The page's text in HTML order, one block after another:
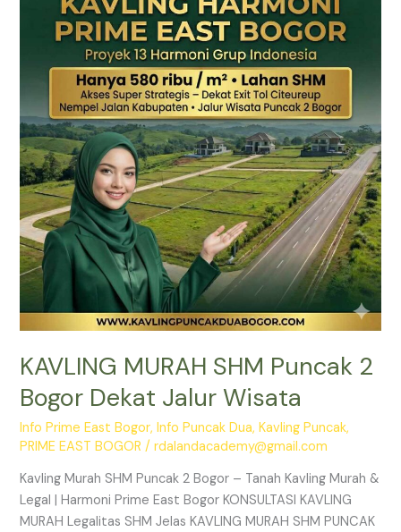
KAVLING MURAH SHM Puncak 2
Bogor Dekat Jalur Wisata
Info Prime East Bogor,Info Puncak Dua,Kavling Puncak,
PRIME EAST BOGOR /rdalandacademy@gmail.com
Kavling Murah SHM Puncak 2 Bogor – Tanah Kavling Murah &
Legal | Harmoni Prime East Bogor KONSULTASI KAVLING
MURAH Legalitas SHM Jelas KAVLING MURAH SHM PUNCAK
Puncak
Jalur
Wisata